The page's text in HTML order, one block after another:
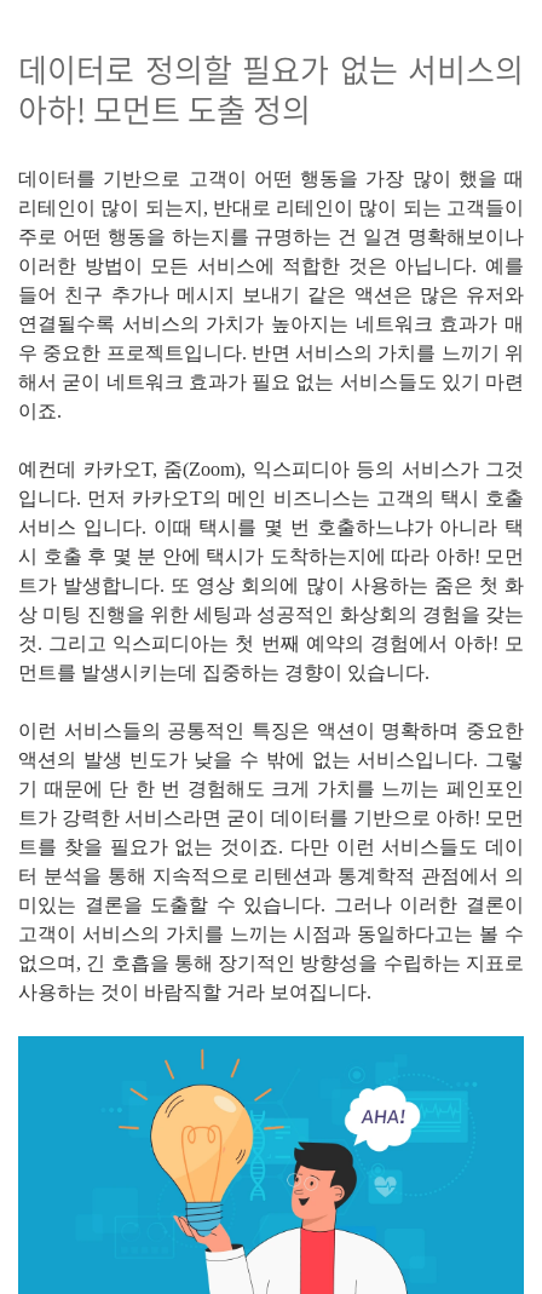
데이터로 정의할 필요가 없는 서비스의
아하! 모먼트 도출 정의
데이터를 기반으로 고객이 어떤 행동을 가장 많이 했을 때
리테인이 많이 되는지, 반대로 리테인이 많이 되는 고객들이
주로 어떤 행동을 하는지를 규명하는 건 일견 명확해보이나
이러한 방법이 모든 서비스에 적합한 것은 아닙니다. 예를
들어 친구 추가나 메시지 보내기 같은 액션은 많은 유저와
연결될수록 서비스의 가치가 높아지는 네트워크 효과가 매
우 중요한 프로젝트입니다. 반면 서비스의 가치를 느끼기 위
해서 굳이 네트워크 효과가 필요 없는 서비스들도 있기 마련
이죠.
예컨데 카카오T, 줌(Zoom), 익스피디아 등의 서비스가 그것
입니다. 먼저 카카오T의 메인 비즈니스는 고객의 택시 호출
서비스 입니다. 이때 택시를 몇 번 호출하느냐가 아니라 택
시 호출 후 몇 분 안에 택시가 도착하는지에 따라 아하! 모먼
트가 발생합니다. 또 영상 회의에 많이 사용하는 줌은 첫 화
상 미팅 진행을 위한 세팅과 성공적인 화상회의 경험을 갖는
것. 그리고 익스피디아는 첫 번째 예약의 경험에서 아하! 모
먼트를 발생시키는데 집중하는 경향이 있습니다.
이런 서비스들의 공통적인 특징은 액션이 명확하며 중요한
액션의 발생 빈도가 낮을 수 밖에 없는 서비스입니다. 그렇
기 때문에 단 한 번 경험해도 크게 가치를 느끼는 페인포인
트가 강력한 서비스라면 굳이 데이터를 기반으로 아하! 모먼
트를 찾을 필요가 없는 것이죠. 다만 이런 서비스들도 데이
터 분석을 통해 지속적으로 리텐션과 통계학적 관점에서 의
미있는 결론을 도출할 수 있습니다. 그러나 이러한 결론이
고객이 서비스의 가치를 느끼는 시점과 동일하다고는 볼 수
없으며, 긴 호흡을 통해 장기적인 방향성을 수립하는 지표로
사용하는 것이 바람직할 거라 보여집니다.